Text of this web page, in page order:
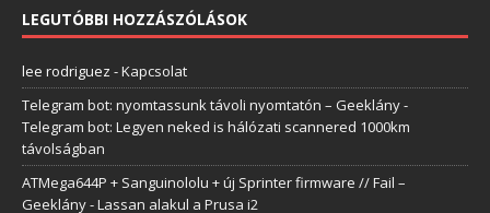
LEGUTÓBBI HOZZÁSZÓLÁSOK
lee rodriguez -Kapcsolat
Telegram bot: nyomtassunk távoli nyomtatón – Geeklány-
Telegram bot: Legyen neked is hálózati scannered 1000km
távolságban
ATMega644P + Sanguinololu + új Sprinter firmware // Fail –
Geeklány-Lassan alakul a Prusa i2